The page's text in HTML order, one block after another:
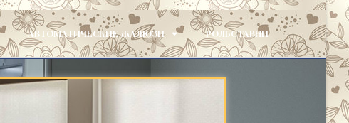
АВТОМАТИЧЕСКИЕ ЖАЛЮЗИ РОЛЬСТАВНИ